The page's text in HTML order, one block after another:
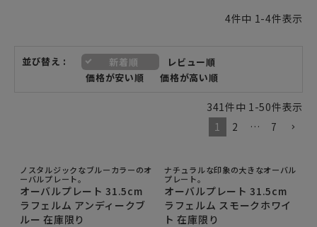
4件中 1-4件表示
並び替え 新着順
レビュー順
価格が安い順
価格が高い順
341件中 1-50件表示
1
2 … 7
ノスタルジックなブルーカラーのオ
ーバルプレート。
オーバルプレート 31.5cm
ラフェルム アンディークブ
ルー 在庫限り
ナチュラルな印象の大きなオーバル
プレート。
オーバルプレート 31.5cm
ラフェルム スモークホワイ
ト 在庫限り